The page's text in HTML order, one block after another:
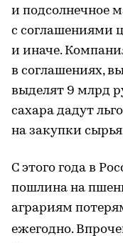
и подсолнечное
с соглашениями
и иначе.
в соглашениях,
выделят 9 млрд
сахара дадут
на закупки
С этого года в
пошлина на
аграриям
ежегодно.